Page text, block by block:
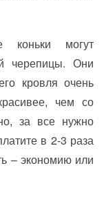
коньки могут
черепицы. Они
кровля очень
чем со
за все нужно
в 2-3 раза
– экономию или